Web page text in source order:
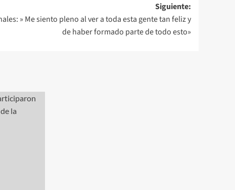
Siguiente:
» Me siento pleno al ver a toda esta gente tan feliz y
de haber formado parte de todo esto»